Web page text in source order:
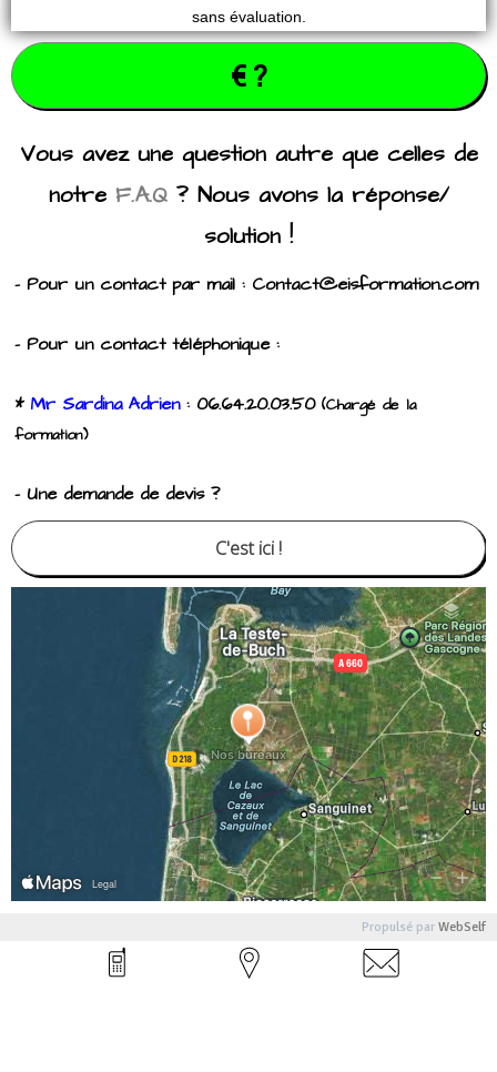
sans évaluation.
€ ?
Vous avez une question autre que celles de
notre F.A.Q? Nous avons la réponse/
solution !
- Pour un contact par mail : Contact@eisformation.com
- Pour un contact téléphonique :
* Mr Sardina Adrien: 06.64.20.03.50 (Chargé de la
formation)
- Une demande de devis ?
C'est ici !
Propulsé par WebSelf